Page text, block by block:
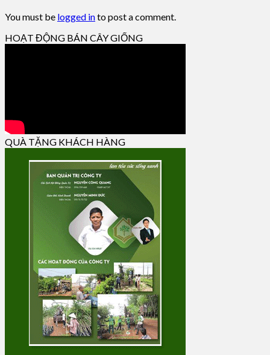
You must be logged into post a comment.
HOẠT ĐỘNG BÁN CÂY GIỐNG
QUÀ TẶNG KHÁCH HÀNG